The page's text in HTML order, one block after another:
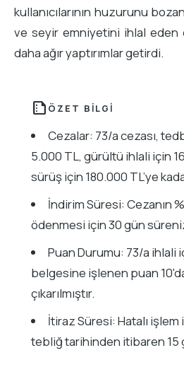
kullanıcılarının huzurunu
ve seyir emniyetini ihlal eden
daha ağır yaptırımlar getirdi.
summarize ÖZET BILGI
Cezalar: 73/a cezası,
5.000 TL, gürültü ihlali için
sürüş için 180.000 TL’ye
İndirim Süresi: Cezanın
ödenmesi için 30 gün
Puan Durumu: 73/a ihlali
belgesine işlenen puan
çıkarılmıştır.
İtiraz Süresi: Hatalı
tebliğ tarihinden itibaren 15